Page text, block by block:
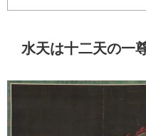
水天は十二天の一